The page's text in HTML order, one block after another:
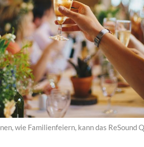
wie Familienfeiern, kann das ReSound